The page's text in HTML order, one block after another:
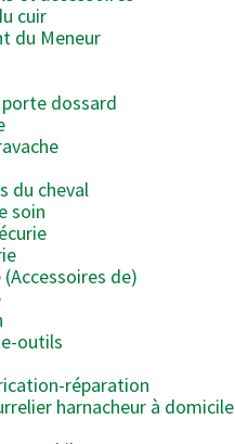
cuir
du Meneur
dossard
du cheval
soin
de)
outils
réparation
harnacheur à domicile